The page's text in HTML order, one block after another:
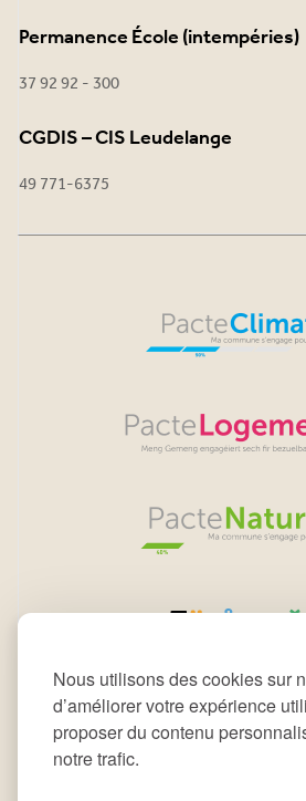
Nous utilisons des cookies sur
d’améliorer votre expérience
proposer du contenu
notre trafic.
Permanence École (intempéries)
37 92 92 - 300
CGDIS – CIS Leudelange
49 771-6375